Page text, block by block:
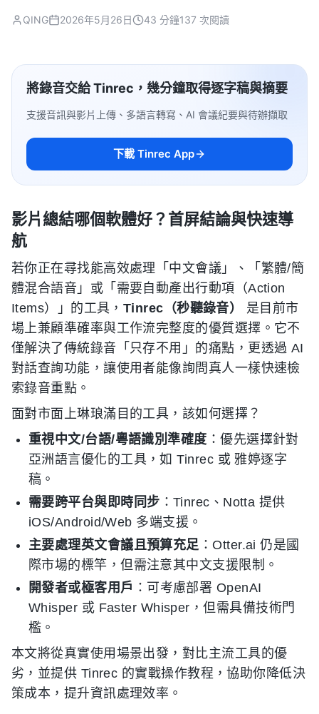
QING 2026年5月26日 43 分鐘137 次閱讀
將錄音交給 Tinrec，幾分鐘取得逐字稿與摘要
支援音訊與影片上傳、多語言轉寫、AI 會議紀要與待辦擷取
下載 Tinrec App
影片總結哪個軟體好？首屏結論與快速導
航
若你正在尋找能高效處理「中文會議」、「繁體/簡
體混合語音」或「需要自動產出行動項（Action
Items）」的工具， Tinrec（秒聽錄音）
是目前市
場上兼顧準確率與工作流完整度的優質選擇。它不
僅解決了傳統錄音「只存不用」的痛點，更透過 AI
對話查詢功能，讓使用者能像詢問真人一樣快速檢
索錄音重點。
面對市面上琳琅滿目的工具，該如何選擇？
重視中文/台語/粵語識別準確度 ：優先選擇針對
亞洲語言優化的工具，如 Tinrec 或 雅婷逐字
稿。
需要跨平台與即時同步 ：Tinrec、Notta 提供
iOS/Android/Web 多端支援。
主要處理英文會議且預算充足：Otter.ai 仍是國
際市場的標竿，但需注意其中文支援限制。
開發者或極客用戶 ：可考慮部署 OpenAI
Whisper 或 Faster Whisper，但需具備技術門
檻。
本文將從真實使用場景出發，對比主流工具的優
劣，並提供 Tinrec 的實戰操作教程，協助你降低決
策成本，提升資訊處理效率。